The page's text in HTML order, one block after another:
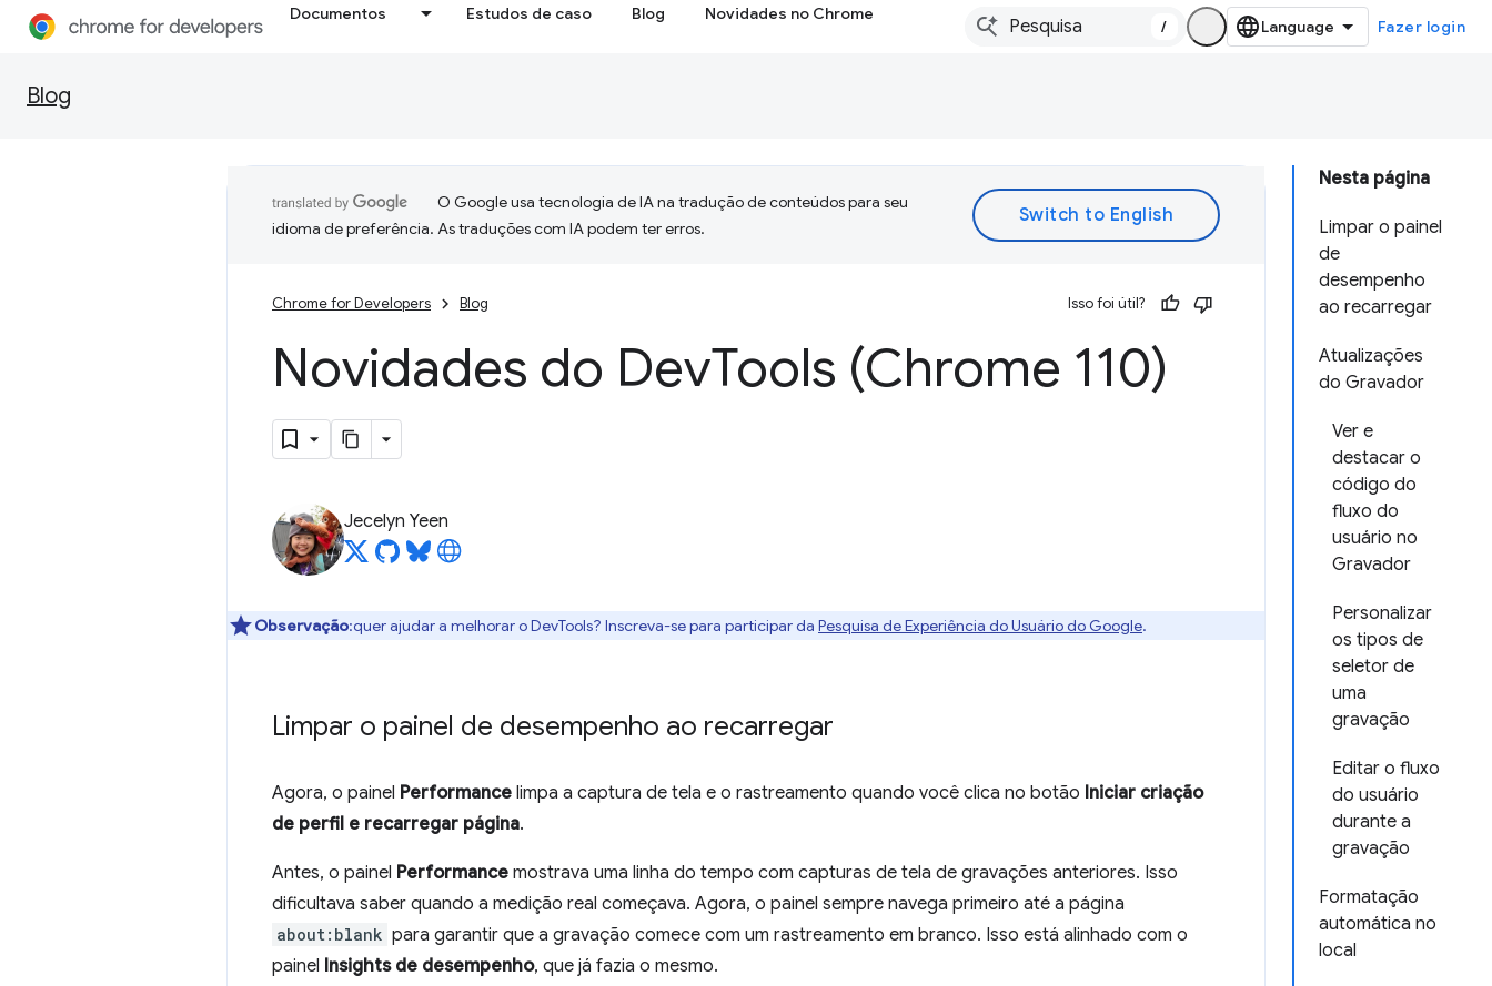
Documentos Estudos de caso Blog Novidades no Chrome
/ Fazer login
Blog
Nesta página
Limpar o painel
de
desempenho
ao recarregar
Atualizações
do Gravador
Ver e
destacar o
código do
fluxo do
usuário no
Gravador
Personalizar
os tipos de
seletor de
uma
gravação
Editar o fluxo
do usuário
durante a
gravação
Formatação
automática no
local
O Google usa tecnologia de IA na tradução de conteúdos para seu
idioma de preferência. As traduções com IA podem ter erros.
Chrome for Developers Blog Isso foi útil?
Novidades do DevTools (Chrome 110)
Jecelyn Yeen
Observação:quer ajudar a melhorar o DevTools? Inscreva-se para participar da Pesquisa de Experiência do Usuário do Google.
Limpar o painel de desempenho ao recarregar
Agora, o painel Performance limpa a captura de tela e o rastreamento quando você clica no botão Iniciar criação
de perfil e recarregar página.
Antes, o painel Performance mostrava uma linha do tempo com capturas de tela de gravações anteriores. Isso
dificultava saber quando a medição real começava. Agora, o painel sempre navega primeiro até a página
about:blank para garantir que a gravação comece com um rastreamento em branco. Isso está alinhado com o
painel Insights de desempenho, que já fazia o mesmo.